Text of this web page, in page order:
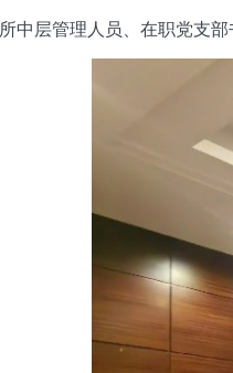
所中层管理人员、在职党支